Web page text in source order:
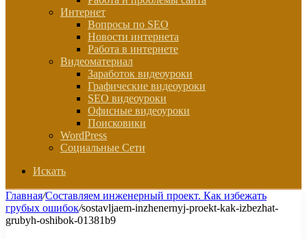
Интернет
Вопросы по SEO
Новости интернета
Работа в интернете
Видеоматериал
Заработок видеоуроки
Графические видеоуроки
SEO видеоуроки
Офисные видеоуроки
Поисковики
WordPress
Социальные Сети
Искать
Главная/Составляем инженерный проект. Как избежать
грубых ошибок/sostavljaem-inzhenernyj-proekt-kak-izbezhat-
grubyh-oshibok-01381b9